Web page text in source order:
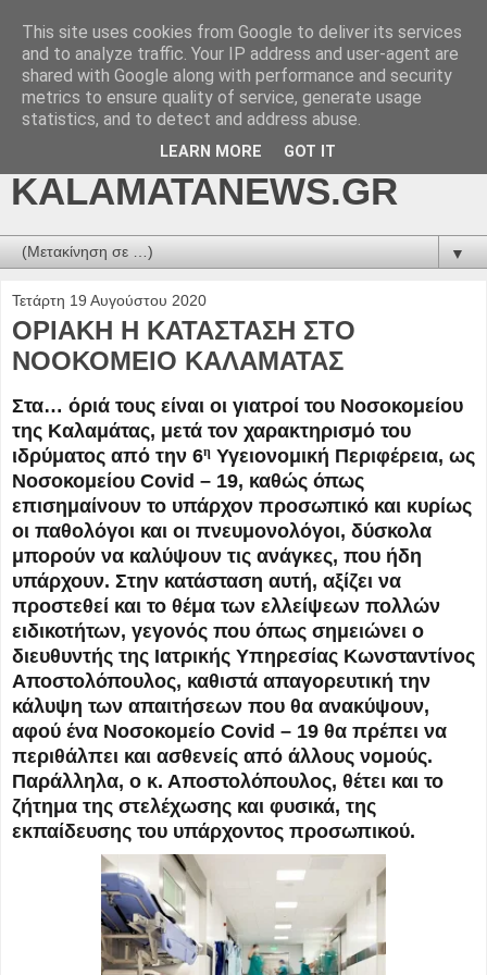
kalamatanews.gr -
ΜΕΣΣΗΝΙΑΚΑ ΝΕΑ
ONLINE-
KALAMATANEWS.GR
▼
Τετάρτη 19 Αυγούστου 2020
ΟΡΙΑΚΗ Η ΚΑΤΑΣΤΑΣΗ ΣΤΟ
ΝΟΟΚΟΜΕΙΟ ΚΑΛΑΜΑΤΑΣ
Στα… όριά τους είναι οι γιατροί του Νοσοκομείου
της Καλαμάτας, μετά τον χαρακτηρισμό του
ιδρύματος από την 6η Υγειονομική Περιφέρεια, ως
Νοσοκομείου Covid – 19, καθώς όπως
επισημαίνουν το υπάρχον προσωπικό και κυρίως
οι παθολόγοι και οι πνευμονολόγοι, δύσκολα
μπορούν να καλύψουν τις ανάγκες, που ήδη
υπάρχουν. Στην κατάσταση αυτή, αξίζει να
προστεθεί και το θέμα των ελλείψεων πολλών
ειδικοτήτων, γεγονός που όπως σημειώνει ο
διευθυντής της Ιατρικής Υπηρεσίας Κωνσταντίνος
Αποστολόπουλος, καθιστά απαγορευτική την
κάλυψη των απαιτήσεων που θα ανακύψουν,
αφού ένα Νοσοκομείο Covid – 19 θα πρέπει να
περιθάλπει και ασθενείς από άλλους νομούς.
Παράλληλα, ο κ. Αποστολόπουλος, θέτει και το
ζήτημα της στελέχωσης και φυσικά, της
εκπαίδευσης του υπάρχοντος προσωπικού.
This site uses cookies from Google to deliver its services
and to analyze traffic. Your IP address and user-agent are
shared with Google along with performance and security
metrics to ensure quality of service, generate usage
statistics, and to detect and address abuse.
LEARN MORE GOT IT